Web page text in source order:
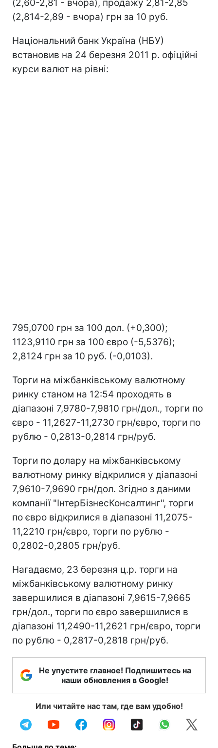
(2,60-2,81 - вчора), продажу 2,81-2,85
(2,814-2,89 - вчора) грн за 10 руб.
Національний банк Україна (НБУ)
встановив на 24 березня 2011 р. офіційні
курси валют на рівні:
795,0700 грн за 100 дол. (+0,300);
1123,9110 грн за 100 євро (-5,5376);
2,8124 грн за 10 руб. (-0,0103).
Торги на міжбанківському валютному
ринку станом на 12:54 проходять в
діапазоні 7,9780-7,9810 грн/дол., торги по
євро - 11,2627-11,2730 грн/євро, торги по
рублю - 0,2813-0,2814 грн/руб.
Торги по долару на міжбанківському
валютному ринку відкрилися у діапазоні
7,9610-7,9690 грн/дол. Згідно з даними
компанії "ІнтерБізнесКонсалтинг", торги
по євро відкрилися в діапазоні 11,2075-
11,2210 грн/євро, торги по рублю -
0,2802-0,2805 грн/руб.
Нагадаємо, 23 березня ц.р. торги на
міжбанківському валютному ринку
завершилися в діапазоні 7,9615-7,9665
грн/дол., торги по євро завершилися в
діапазоні 11,2490-11,2621 грн/євро, торги
по рублю - 0,2817-0,2818 грн/руб.
Не упустите главное! Подпишитесь на
наши обновления в Google!
Или читайте нас там, где вам удобно!